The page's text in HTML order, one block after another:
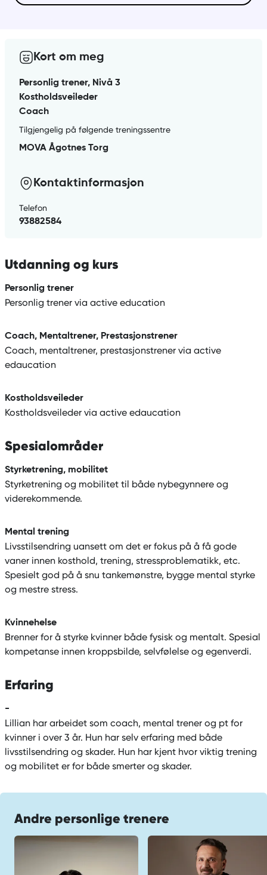
Utdanning og kurs
Personlig trener
Personlig trener via active education
Coach, Mentaltrener, Prestasjonstrener
Coach, mentaltrener, prestasjonstrener via active
edaucation
Kostholdsveileder
Kostholdsveileder via active edaucation
Spesialområder
Styrketrening, mobilitet
Styrketrening og mobilitet til både nybegynnere og
viderekommende.
Mental trening
Livsstilsendring uansett om det er fokus på å få gode
vaner innen kosthold, trening, stressproblematikk, etc.
Spesielt god på å snu tankemønstre, bygge mental styrke
og mestre stress.
Kvinnehelse
Brenner for å styrke kvinner både fysisk og mentalt. Spesial
kompetanse innen kroppsbilde, selvfølelse og egenverdi.
Erfaring
-
Lillian har arbeidet som coach, mental trener og pt for
kvinner i over 3 år. Hun har selv erfaring med både
livsstilsendring og skader. Hun har kjent hvor viktig trening
og mobilitet er for både smerter og skader.
Kort om meg
Personlig trener, Nivå 3
Kostholdsveileder
Coach
Tilgjengelig på følgende treningssentre
MOVA Ågotnes Torg
Kontaktinformasjon
Telefon
93882584
Andre personlige trenere